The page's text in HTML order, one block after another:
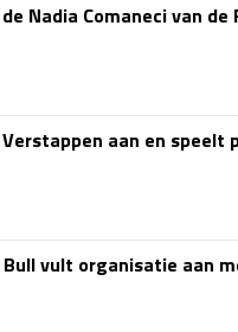
Nadia Comaneci van
aan en speelt
vult organisatie aan